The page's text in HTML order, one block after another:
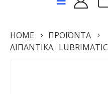
HOME
ΠΡΟΪΌΝΤΑ
ΛΙΠΑΝΤΙΚΆ, LUBRIMATIC